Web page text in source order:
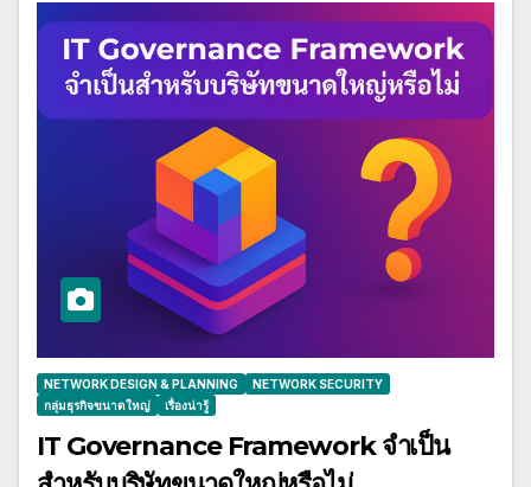
NETWORK DESIGN & PLANNING
NETWORK SECURITY
กลุ่มธุรกิจขนาดใหญ่
เรื่องน่ารู้
IT Governance Framework จำเป็น